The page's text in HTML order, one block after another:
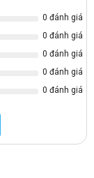
0 đánh giá
0 đánh giá
0 đánh giá
0 đánh giá
0 đánh giá